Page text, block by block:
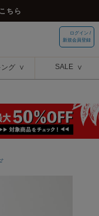
ちら
ログイン /
新規会員登録
ング SALE